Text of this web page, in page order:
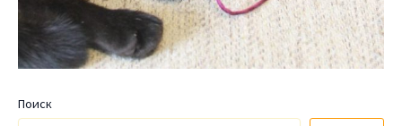
Поиск